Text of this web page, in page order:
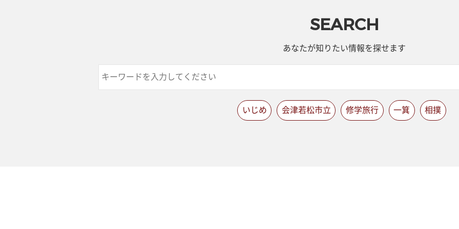
SEARCH
あなたが知りたい情報を探せます
いじめ 会津若松市立 修学旅行 一箕 相撲